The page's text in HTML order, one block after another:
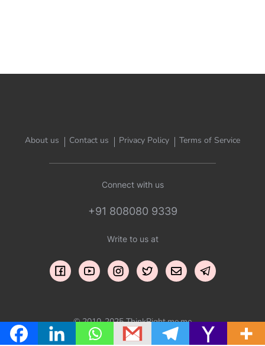
About us Contact us Privacy Policy Terms of Service
Connect with us
+91 808080 9339
Write to us at
© 2010-2025 ThinkRight.me.me